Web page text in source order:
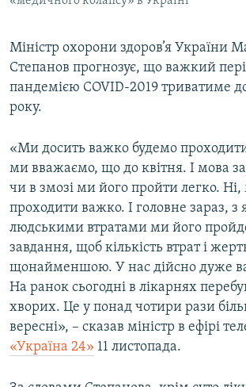
КРИМ РЕАЛІЇ
УКР
КТАТ
Усі сайти RFE/RL
Міністр охорони здоров’я України
Степанов прогнозує, що важкий
пандемією COVID-2019 триватиме
року.
«Ми досить важко будемо
ми вважаємо, що до квітня. І мова
чи в змозі ми його пройти легко.
проходити важко. І головне зараз,
людськими втратами ми його
завдання, щоб кількість втрат і
щонайменшою. У нас дійсно дуже
На ранок сьогодні в лікарнях
хворих. Це у понад чотири рази
вересні», – сказав міністр в ефірі
«Україна 24» 11 листопада.